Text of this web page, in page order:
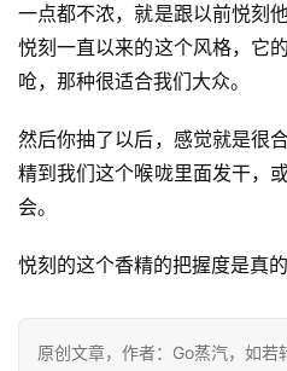
一
次
性
子
烟
子
评
测
一点都不浓，就是跟以前悦刻
悦刻一直以来的这个风格，它
呛，那种很适合我们大众。
然后你抽了以后，感觉就是很
精到我们这个喉咙里面发干，
会。
悦刻的这个香精的把握度是真的
原创文章，作者：Go蒸汽，如若